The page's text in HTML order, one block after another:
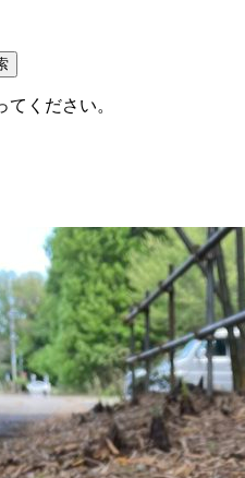
ください。